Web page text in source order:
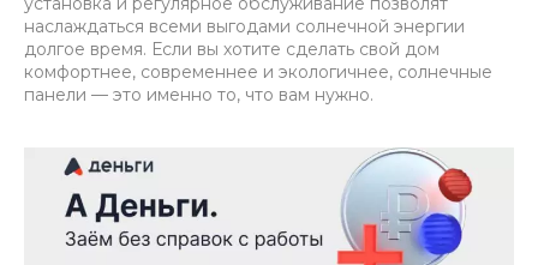
наслаждаться всеми выгодами солнечной энергии
долгое время. Если вы хотите сделать свой дом
комфортнее, современнее и экологичнее, солнечные
панели — это именно то, что вам нужно.